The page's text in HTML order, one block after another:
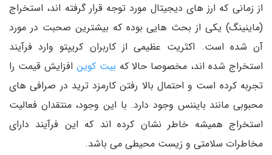
از زمانی که ارز های دیجیتال مورد توجه قرار گرفته اند، استخراج
(ماینینگ) یکی از بحث هایی بوده که بیشترین صحبت در مورد
آن شده است. اکثریت عظیمی از کاربران کریپتو وارد فرآیند
استخراج شده اند، مخصوصا حالا که بیت کوین افزایش قیمت را
تجربه کرده است و احتمال بالا رفتن کارمزد ترید در صرافی های
محبوبی مانند بایننس وجود دارد. با این وجود، منتقدان فعالیت
استخراج همیشه خاطر نشان کرده اند که این فرآیند دارای
مخاطرات سلامتی و زیست محیطی می باشد.